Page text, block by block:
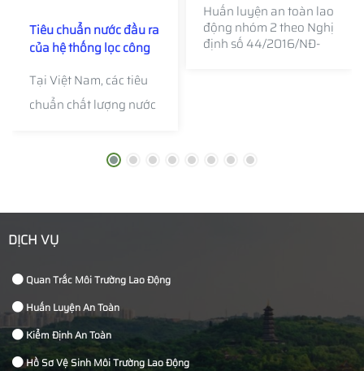
Tiêu chuẩn nước đầu ra
của hệ thống lọc công
của bộ Y tế
Tại Việt Nam, các tiêu
chuẩn chất lượng nước
lọc công nghiệp được
dụng và bảo vệ môi
trường.
Huấn luyện an toàn lao
động nhóm 2 theo Nghị
định số 44/2016/NĐ-
DỊCH VỤ
Quan Trắc Môi Trường Lao Động
Huấn Luyện An Toàn
Kiểm Định An Toàn
Hồ Sơ Vệ Sinh Môi Trường Lao Động